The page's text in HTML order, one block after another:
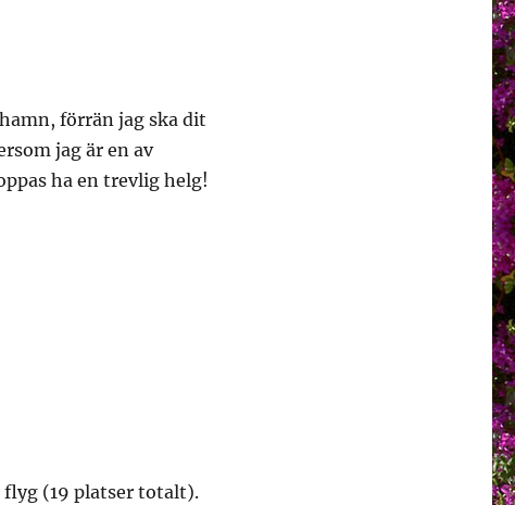
förrän jag ska dit
jag är en av
ha en trevlig helg!
(19 platser totalt).